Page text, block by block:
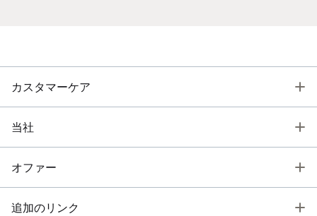
カスタマーケア
当社
オファー
追加のリンク